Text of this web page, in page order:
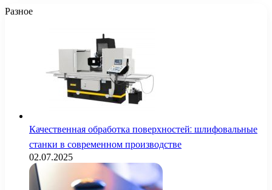
Разное
Качественная обработка поверхностей: шлифовальные
станки в современном производстве
02.07.2025